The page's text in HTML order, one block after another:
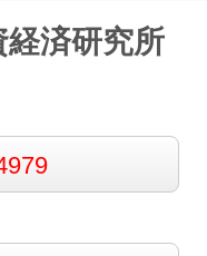
済研究所